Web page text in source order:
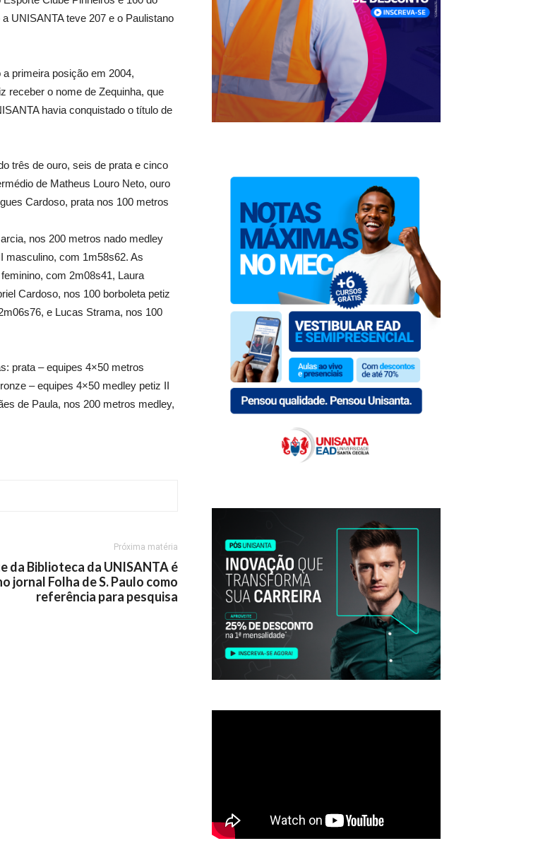
UNISANTA teve 207 e o Paulistano
primeira posição em 2004,
receber o nome de Zequinha, que
havia conquistado o título de
três de ouro, seis de prata e cinco
de Matheus Louro Neto, ouro
Cardoso, prata nos 100 metros
nos 200 metros nado medley
masculino, com 1m58s62. As
com 2m08s41, Laura
Cardoso, nos 100 borboleta petiz
e Lucas Strama, nos 100
prata – equipes 4×50 metros
– equipes 4×50 medley petiz II
de Paula, nos 200 metros medley,
Próxima matéria
da Biblioteca da UNISANTA é
jornal Folha de S. Paulo como
referência para pesquisa